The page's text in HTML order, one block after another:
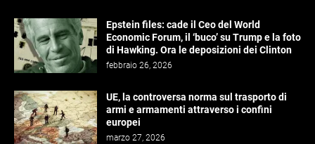
Epstein files: cade il Ceo del World
Economic Forum, il ‘buco’ su Trump e la foto
di Hawking. Ora le deposizioni dei Clinton
febbraio 26, 2026
UE, la controversa norma sul trasporto di
armi e armamenti attraverso i confini
europei
marzo 27, 2026